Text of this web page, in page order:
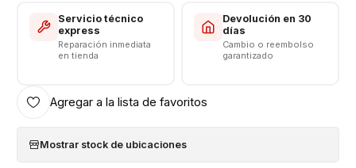
Servicio técnico
express
Reparación inmediata
en tienda
Devolución en 30
días
Cambio o reembolso
garantizado
Agregar a la lista de favoritos
Mostrar stock de ubicaciones